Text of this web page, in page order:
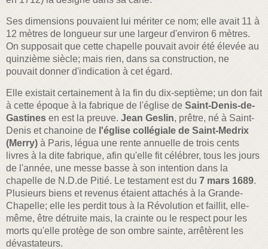
Ses dimensions pouvaient lui mériter ce nom; elle avait 11 à
12 mètres de longueur sur une largeur d'environ 6 mètres.
On supposait que cette chapelle pouvait avoir été élevée au
quinzième siècle; mais rien, dans sa construction, ne
pouvait donner d'indication à cet égard.
Elle existait certainement à la fin du dix-septième; un don fait
à cette époque à la fabrique de l'église de Saint-Denis-de-
Gastines en est la preuve. Jean Geslin, prêtre, né à Saint-
Denis et chanoine de l'église collégiale de Saint-Medrix
(Merry) à Paris, légua une rente annuelle de trois cents
livres à la dite fabrique, afin qu'elle fit célébrer, tous les jours
de l'année, une messe basse à son intention dans la
chapelle de N.D.de Pitié. Le testament est du 7 mars 1689.
Plusieurs biens et revenus étaient attachés à la Grande-
Chapelle; elle les perdit tous à la Révolution et faillit, elle-
même, être détruite mais, la crainte ou le respect pour les
morts qu'elle protège de son ombre sainte, arrêtèrent les
dévastateurs.